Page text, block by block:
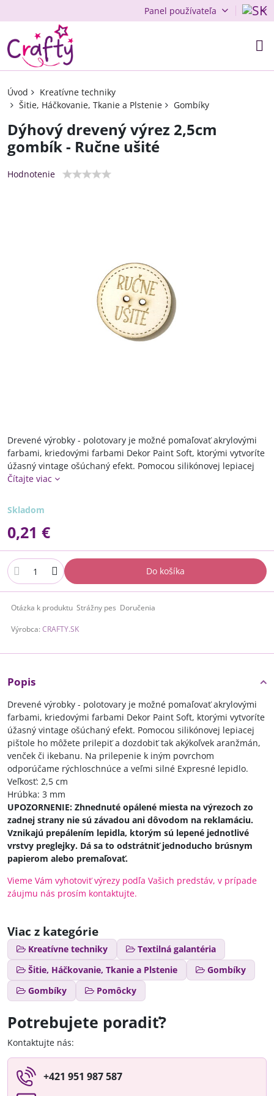
Panel používateľa
Úvod
Kreatívne techniky
Šitie, Háčkovanie, Tkanie a Plstenie
Gombíky
Dýhový drevený výrez 2,5cm
gombík - Ručne ušité
Hodnotenie
Drevené výrobky - polotovary je možné pomaľovať akrylovými
farbami, kriedovými farbami Dekor Paint Soft, ktorými vytvoríte
úžasný vintage ošúchaný efekt. Pomocou silikónovej lepiacej
Čítajte viac
Skladom
0,21 €
Do košíka
Otázka k produktu Strážny pes Doručenia
Výrobca: CRAFTY.SK
Popis
Drevené výrobky - polotovary je možné pomaľovať akrylovými
farbami, kriedovými farbami Dekor Paint Soft, ktorými vytvoríte
úžasný vintage ošúchaný efekt. Pomocou silikónovej lepiacej
pištole ho môžete prilepiť a dozdobiť tak akýkoľvek aranžmán,
venček či ikebanu. Na prilepenie k iným povrchom
odporúčame rýchloschnúce a veľmi silné Expresné lepidlo.
Veľkosť: 2,5 cm
Hrúbka: 3 mm
UPOZORNENIE: Zhnednuté opálené miesta na výrezoch zo
zadnej strany nie sú závadou ani dôvodom na reklamáciu.
Vznikajú prepálením lepidla, ktorým sú lepené jednotlivé
vrstvy preglejky. Dá sa to odstrátniť jednoducho brúsnym
papierom alebo premaľovať.
Vieme Vám vyhotoviť výrezy podľa Vašich predstáv, v prípade
záujmu nás prosím kontaktujte.
Viac z kategórie
Kreatívne techniky
Textilná galantéria
Šitie, Háčkovanie, Tkanie a Plstenie
Gombíky
Gombíky
Pomôcky
Potrebujete poradiť?
Kontaktujte nás:
+421 951 987 587